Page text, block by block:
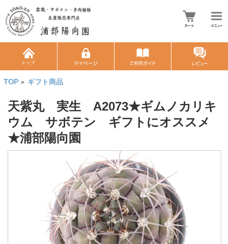
TOP > ギフト商品
天紫丸 実生 A2073★ギムノカリキ
ウム サボテン ギフトにオススメ
★浦部陽向園